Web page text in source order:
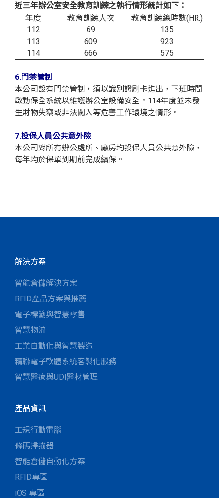
近三年辦公室安全教育訓練之執行情形統計如下 ：
年度
教育訓練人次
教育訓練總時數(HR.)
112
69
135
113
609
923
114
666 575
6.門禁管制
本公司設有門禁管制，須以識別證刷卡進出，下班時間
啟動保全系統以維護辦公室設備安全。114年度並未發
生財物失竊或非法闖入等危害工作環境之情形。
7.投保人員公共意外險
本公司對所有辦公處所、廠房均投保人員公共意外險，
每年均於保單到期前完成續保。
解決方案
智能倉儲解決方案
RFID產品方案與推薦
電子標籤與智慧零售
智慧物流
工業自動化與智慧製造
精聯電子軟體系統客製化服務
智慧醫療與UDI醫材管理
產品資訊
工規行動電腦
條碼掃描器
智能倉儲自動化方案
RFID專區
iOS 專區